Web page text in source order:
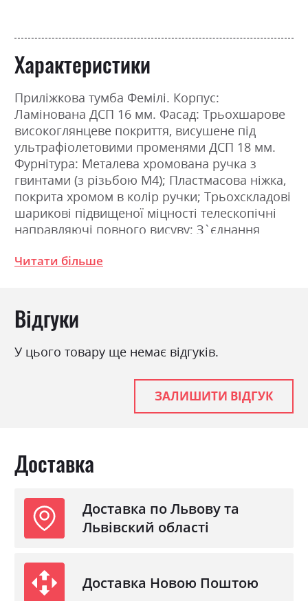
Характеристики
Приліжкова тумба Фемілі. Корпус:
Ламінована ДСП 16 мм. Фасад: Трьохшарове
високоглянцеве покриття, висушене під
ультрафіолетовими променями ДСП 18 мм.
Фурнітура: Металева хромована ручка з
гвинтами (з різьбою М4); Пластмасова ніжка,
покрита хромом в колір ручки; Трьохскладові
шарикові підвищеної міцності телескопічні
направляючі повного висуву; З`єднання
(MINIFIX). Розміри: Ширина 55.1см, Висота
Фабрика:
Колір (Фасад):
глянець сірий шиншила
глянець сірий шиншила
мінімалізм, модерн
Читати більше
Відгуки
У цього товару ще немає відгуків.
ЗАЛИШИТИ ВІДГУК
Доставка
Доставка по Львову та
Львівский області
Доставка Новою Поштою